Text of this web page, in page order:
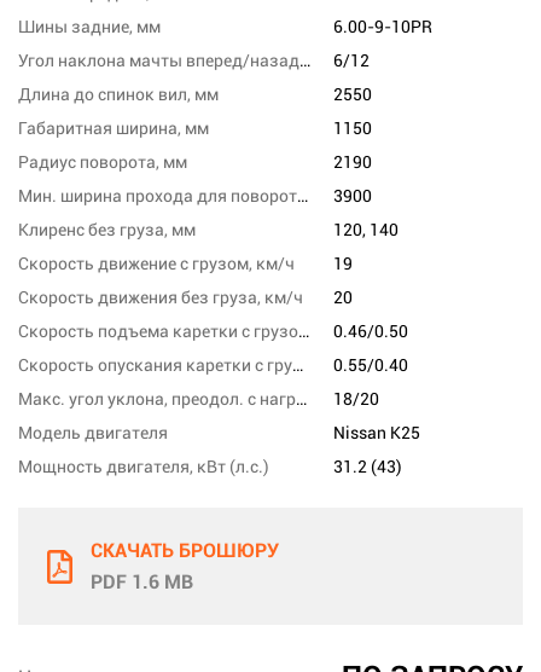
Шины задние, мм
6.00-9-10PR
Угол наклона мачты вперед/назад, град
6/12
Длина до спинок вил, мм
2550
Габаритная ширина, мм
1150
Радиус поворота, мм
2190
Мин. ширина прохода для поворота, мм
3900
Клиренс без груза, мм
120, 140
Скорость движение с грузом, км/ч
19
Скорость движения без груза, км/ч
20
Скорость подъема каретки с грузом/без груза, м/с
0.46/0.50
Скорость опускания каретки с грузом/без груза,м/сек
0.55/0.40
Макс. угол уклона, преодол. с нагрузкой, %
18/20
Модель двигателя
Nissan K25
Мощность двигателя, кВт (л.с.)
31.2 (43)
СКАЧАТЬ БРОШЮРУ
PDF 1.6 MB